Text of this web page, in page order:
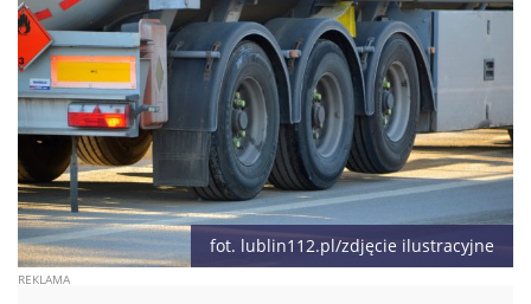
fot. lublin112.pl/zdjęcie ilustracyjne